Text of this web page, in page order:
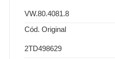
VW.80.4081.8
Cód. Original
2TD498629